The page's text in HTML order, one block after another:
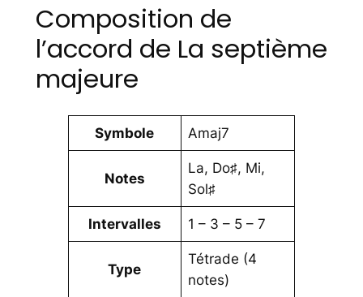
Composition de
l’accord de La septième
majeure
Symbole Amaj7
Notes
La, Do♯, Mi,
Sol♯
Intervalles 1 – 3 – 5 – 7
Type
Tétrade (4
notes)